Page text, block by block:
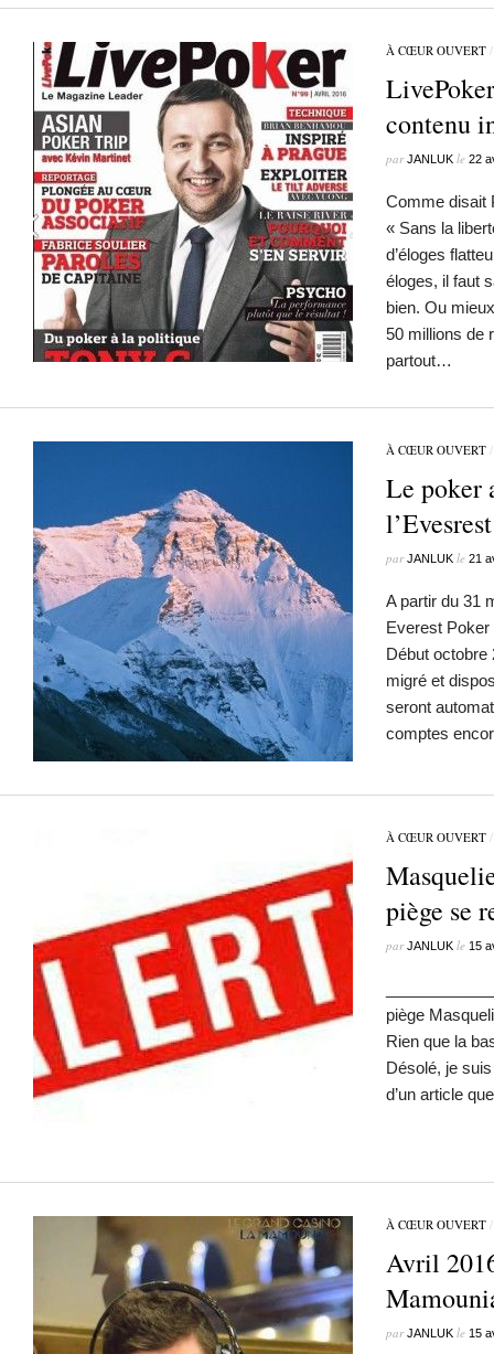
À CŒUR OUVERT
contenu
parJANLUK le 22
Comme disait
« Sans la
d’éloges
éloges, il faut
bien. Ou
50 millions de
partout…
À CŒUR OUVERT
Le poker
parJANLUK le 21
A partir du 31
Everest
Début octobre
migré et
seront
comptes
À CŒUR OUVERT
piège se
parJANLUK le 15
piège
Rien que la
Désolé, je
d’un article
À CŒUR OUVERT
Avril
parJANLUK le 15